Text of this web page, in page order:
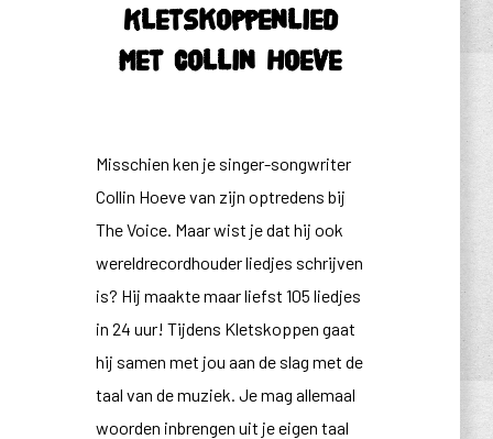
Kletskoppenlied
met Collin Hoeve
Misschien ken je singer-songwriter
Collin Hoeve van zijn optredens bij
The Voice. Maar wist je dat hij ook
wereldrecordhouder liedjes schrijven
is? Hij maakte maar liefst 105 liedjes
in 24 uur! Tijdens Kletskoppen gaat
hij samen met jou aan de slag met de
taal van de muziek. Je mag allemaal
woorden inbrengen uit je eigen taal